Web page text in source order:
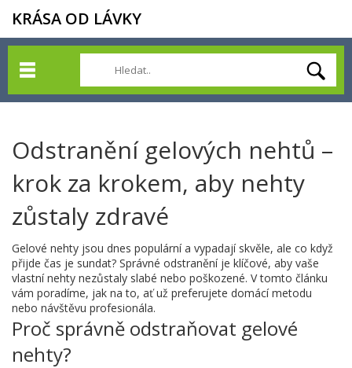
KRÁSA OD LÁVKY
Odstranění gelových nehtů –
krok za krokem, aby nehty
zůstaly zdravé
Gelové nehty jsou dnes populární a vypadají skvěle, ale co když
přijde čas je sundat? Správné odstranění je klíčové, aby vaše
vlastní nehty nezůstaly slabé nebo poškozené. V tomto článku
vám poradíme, jak na to, ať už preferujete domácí metodu
nebo návštěvu profesionála.
Proč správně odstraňovat gelové
nehty?